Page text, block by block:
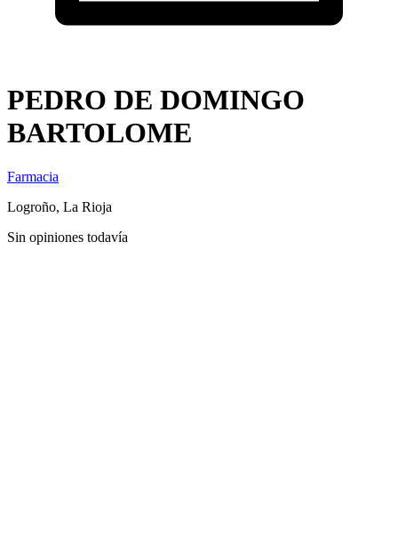
PEDRO DE DOMINGO
BARTOLOME
Farmacia
Logroño, La Rioja
Sin opiniones todavía